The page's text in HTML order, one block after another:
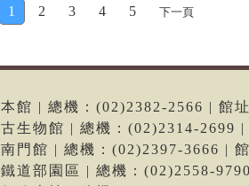
1 2 3 4 5 下一頁
本館 | 總機：(02)2382-2566 | 館
古生物館 | 總機：(02)2314-2699
南門館 | 總機：(02)2397-3666 |
鐵道部園區 | 總機：(02)2558-